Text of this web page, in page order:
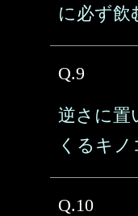
に必ず飲
Q.9
逆さに置
くるキノ
Q.10